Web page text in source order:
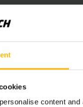
content
u de energiekosten
prioritering
verdeelt de